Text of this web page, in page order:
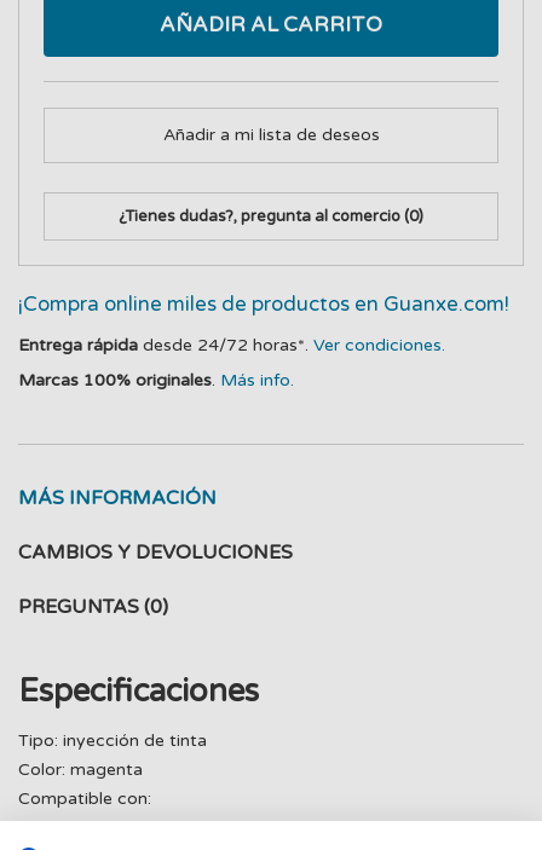
AÑADIR AL CARRITO
Añadir a mi lista de deseos
¿Tienes dudas?, pregunta al comercio(0)
¡Compra online miles de productos en Guanxe.com!
Entrega rápida desde 24/72 horas*. Ver condiciones.
Marcas 100% originales. Más info.
MÁS INFORMACIÓN
CAMBIOS Y DEVOLUCIONES
PREGUNTAS (0)
Especificaciones
Tipo: inyección de tinta
Color: magenta
Compatible con:
DCP-J4110DW